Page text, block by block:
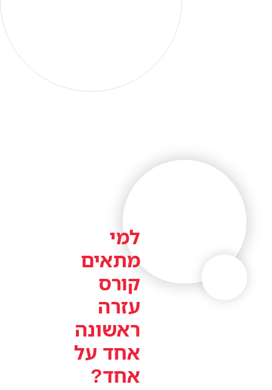
למי
מתאים
קורס
עזרה
ראשונה
אחד על
אחד?